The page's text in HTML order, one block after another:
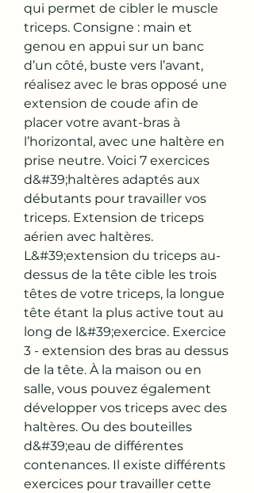
qui permet de cibler le muscle
triceps. Consigne : main et
genou en appui sur un banc
d’un côté, buste vers l’avant,
réalisez avec le bras opposé une
extension de coude afin de
placer votre avant-bras à
l’horizontal, avec une haltère en
prise neutre. Voici 7 exercices
d&#39;haltères adaptés aux
débutants pour travailler vos
triceps. Extension de triceps
aérien avec haltères.
L&#39;extension du triceps au-
dessus de la tête cible les trois
têtes de votre triceps, la longue
tête étant la plus active tout au
long de l&#39;exercice. Exercice
3 - extension des bras au dessus
de la tête. À la maison ou en
salle, vous pouvez également
développer vos triceps avec des
haltères. Ou des bouteilles
d&#39;eau de différentes
contenances. Il existe différents
exercices pour travailler cette